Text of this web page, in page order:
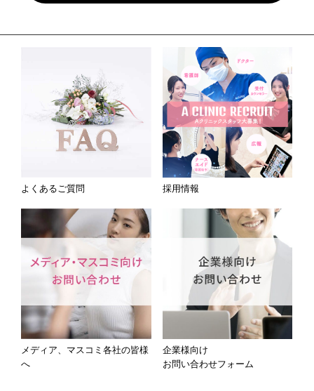
よくあるご質問 採用情報
メディア、マスコミ各社の皆様
へ
企業様向け
お問い合わせフォーム